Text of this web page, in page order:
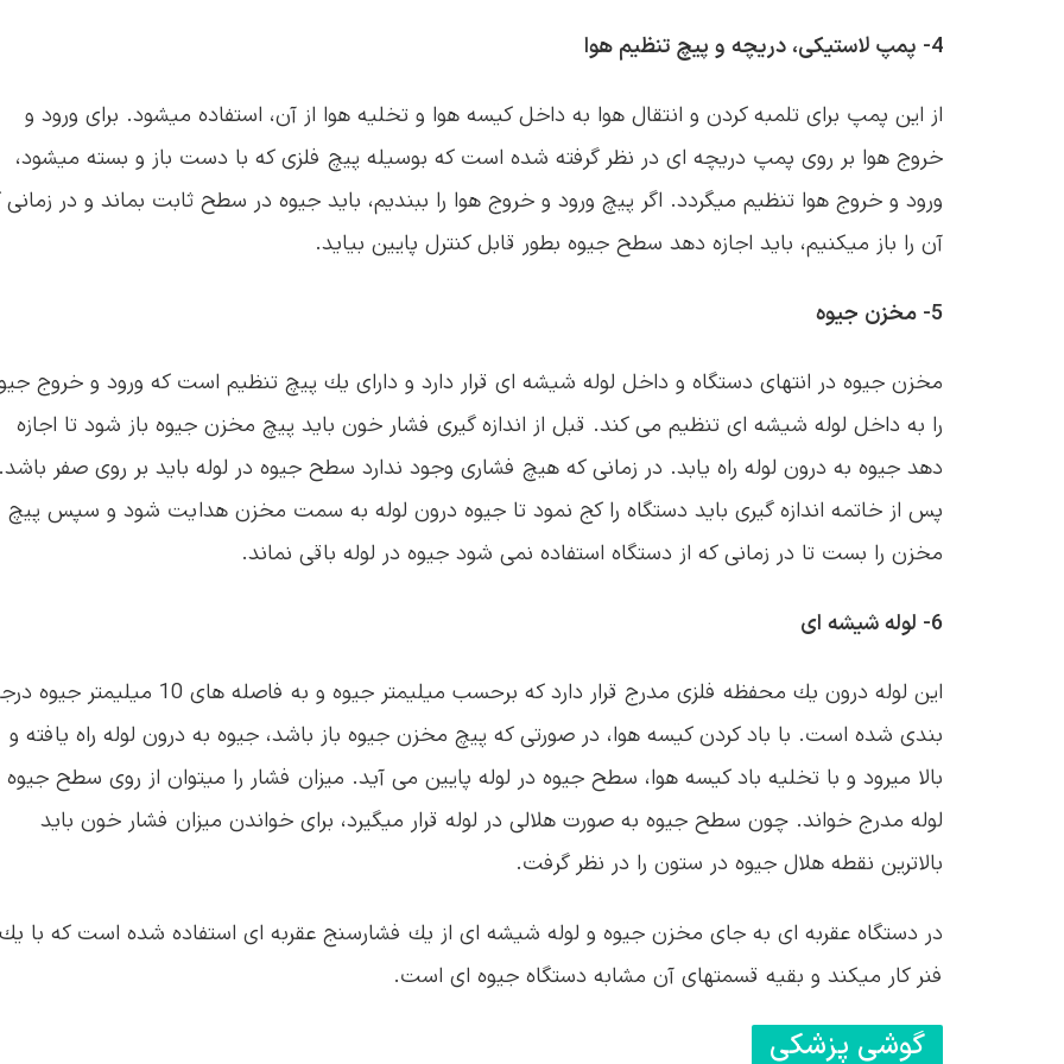
4- پمپ لاستیكی، دریچه و پیچ تنظیم هوا
از این پمپ برای تلمبه كردن و انتقال هوا به داخل كیسه هوا و تخلیه هوا از آن، استفاده میشود. برای ورود و
خروج هوا بر روی پمپ دریچه ای در نظر گرفته شده است كه بوسیله پیچ فلزی كه با دست باز و بسته میشود،
ورود و خروج هوا تنظیم میگردد. اگر پیچ ورود و خروج هوا را ببندیم، باید جیوه در سطح ثابت بماند و در زمانی
آن را باز میكنیم، باید اجازه دهد سطح جیوه بطور قابل كنترل پایین بیاید.
5- مخزن جیوه
مخزن جیوه در انتهای دستگاه و داخل لوله شیشه ای قرار دارد و دارای یك پیچ تنظیم است كه ورود و خروج
را به داخل لوله شیشه ای تنظیم می كند. قبل از اندازه گیری فشار خون باید پیچ مخزن جیوه باز شود تا اجازه
دهد جیوه به درون لوله راه یابد. در زمانی كه هیچ فشاری وجود ندارد سطح جیوه در لوله باید بر روی صفر
پس از خاتمه اندازه گیری باید دستگاه را كج نمود تا جیوه درون لوله به سمت مخزن هدایت شود و سپس پیچ
مخزن را بست تا در زمانی كه از دستگاه استفاده نمی شود جیوه در لوله باقی نماند.
6- لوله شیشه ای
این لوله درون یك محفظه فلزی مدرج قرار دارد كه برحسب میلیمتر جیوه و به فاصله های 10 میلیمتر
بندی شده است. با باد كردن كیسه هوا، در صورتی كه پیچ مخزن جیوه باز باشد، جیوه به درون لوله راه یافته و
بالا میرود و با تخلیه باد كیسه هوا، سطح جیوه در لوله پایین می آید. میزان فشار را میتوان از روی سطح جیوه
لوله مدرج خواند. چون سطح جیوه به صورت هلالی در لوله قرار میگیرد، برای خواندن میزان فشار خون باید
بالاترین نقطه هلال جیوه در ستون را در نظر گرفت.
در دستگاه عقربه ای به جای مخزن جیوه و لوله شیشه ای از یك فشارسنج عقربه ای استفاده شده است كه با یك
فنر كار میكند و بقیه قسمتهای آن مشابه دستگاه جیوه ای است.
گوشی پزشكی